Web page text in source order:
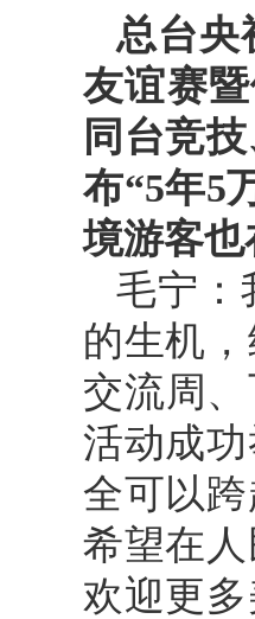
总台央
友谊赛
同台竞
布“5年5
境游客
毛宁：
的生机
交流周
活动成
全可以
希望在
欢迎更